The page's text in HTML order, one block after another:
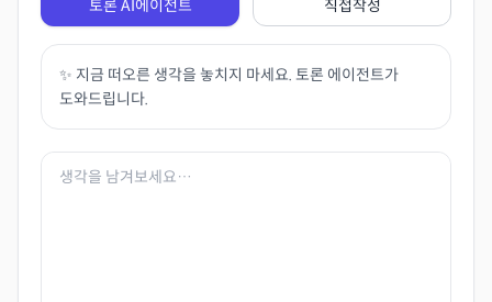
토론 AI에이전트 직접작성
✨ 지금 떠오른 생각을 놓치지 마세요. 토론 에이전트가
도와드립니다.